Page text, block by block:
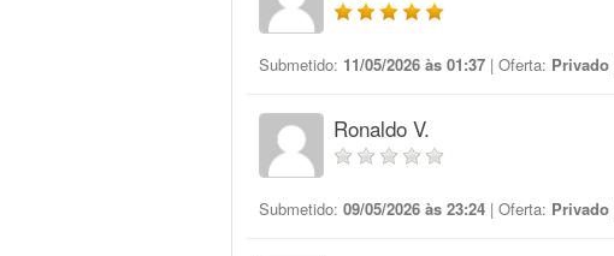
Submetido: 11/05/2026 às 01:37 | Oferta: Privado
Ronaldo V.
Submetido: 09/05/2026 às 23:24 | Oferta: Privado